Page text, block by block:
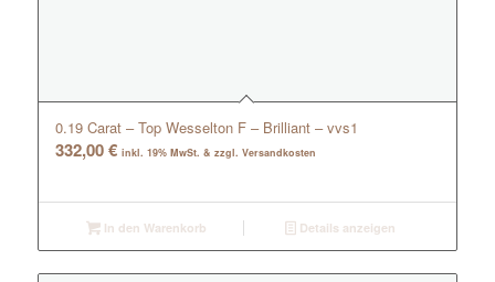
0.19 Carat – Top Wesselton F – Brilliant – vvs1
332,00€ inkl. 19% MwSt. & zzgl. Versandkosten
In den Warenkorb Details anzeigen